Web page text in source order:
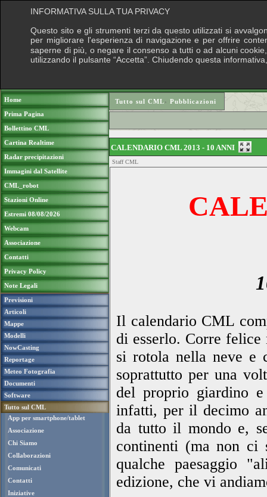
Home
Prima Pagina
Bollettino CML
Cartina Realtime
Radar precipitazioni
Immagini dal Satellite
CML_robot
Stazioni Online
Estremi 08/08/2026
Webcam
Associazione
Contatti
Privacy Policy
Note Legali
Previsioni
Articoli
Mappe
Modelli
NowCasting
Reportage
Meteo Fotografia
Documenti
Software
Tutto sul CML
App per smartphone/tablet
Associazione
Chi Siamo
Collaborazioni
Comunicati
Contatti
Iniziative
Tutto sul CML› Pubblicazioni
CALENDARIO CML 2013 - 10 ANNI
Staff CML
Il calendario CML
di esserlo. Corre
si rotola nella neve e
soprattutto per una
del proprio giardino
infatti, per il decimo
da tutto il mondo e,
continenti (ma non ci
qualche paesaggio
edizione, che vi
INFORMATIVA SULLA TUA PRIVACY
Questo sito e gli strumenti terzi da questo utilizzati si
per migliorare l'esperienza di navigazione e per offrire
saperne di più, o negare il consenso a tutti o ad alcuni
utilizzando il pulsante “Accetta”. Chiudendo questa